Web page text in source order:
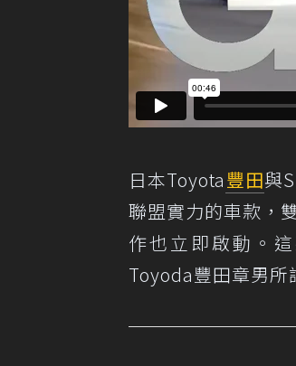
日本Toyota豐田與
聯盟實力的車款，
作也立即啟動。
Toyoda豐田章男所